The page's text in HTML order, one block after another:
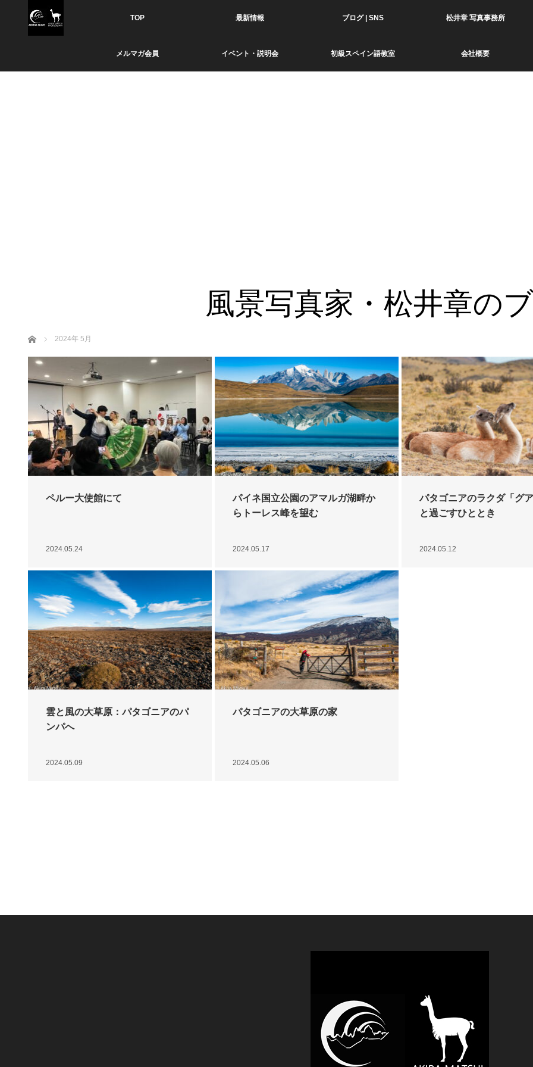
TOP 最新情報 ブログ | SNS 松井章 写真事務所
メルマガ会員 イベント・説明会 初級スペイン語教室 会社概要
風景写真家・松井章の
ホーム 2024年 5月
ペルー大使館にて
2024.05.24
パイネ国立公園のアマルガ湖畔か
らトーレス峰を望む
2024.05.17
パタゴニアのラクダ「グア
と過ごすひととき
2024.05.12
雲と風の大草原：パタゴニアのパ
ンパへ
2024.05.09
パタゴニアの大草原の家
2024.05.06